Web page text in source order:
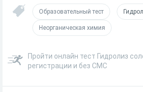
Образовательный тест
Неорганическая химия
Пройти онлайн тест Гидролиз
регистрации и без СМС